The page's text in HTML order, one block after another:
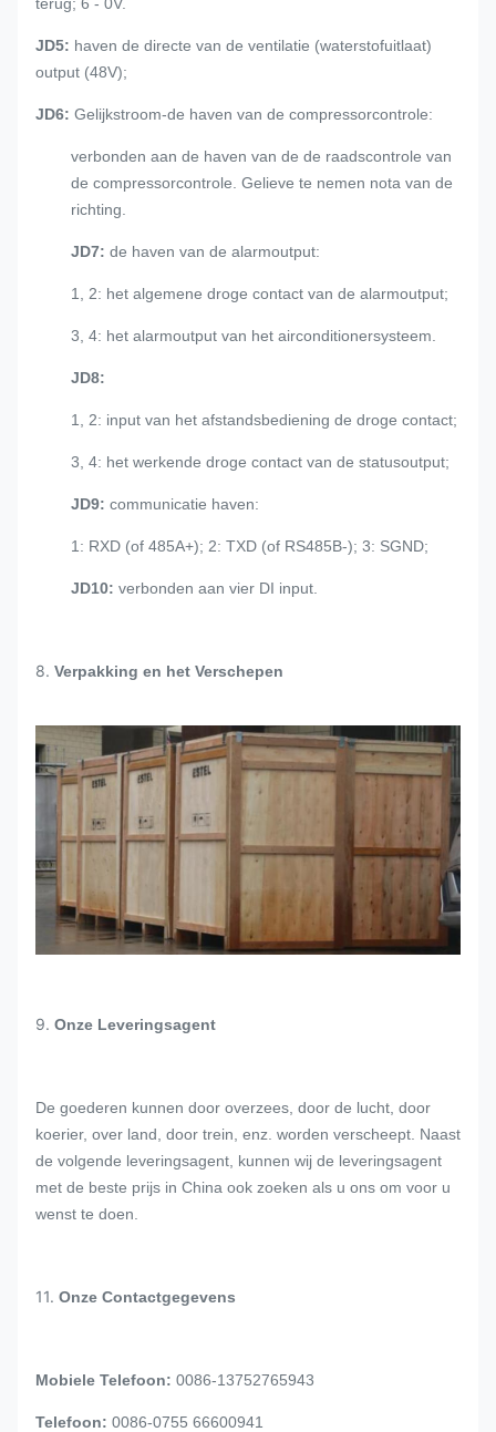
terug; 6 - 0V.
JD5: haven de directe van de ventilatie (waterstofuitlaat)
output (48V);
JD6: Gelijkstroom-de haven van de compressorcontrole:
verbonden aan de haven van de de raadscontrole van
de compressorcontrole. Gelieve te nemen nota van de
richting.
JD7: de haven van de alarmoutput:
1, 2: het algemene droge contact van de alarmoutput;
3, 4: het alarmoutput van het airconditionersysteem.
JD8:
1, 2: input van het afstandsbediening de droge contact;
3, 4: het werkende droge contact van de statusoutput;
JD9: communicatie haven:
1: RXD (of 485A+); 2: TXD (of RS485B-); 3: SGND;
JD10: verbonden aan vier DI input.
8. Verpakking en het Verschepen
9. Onze Leveringsagent
De goederen kunnen door overzees, door de lucht, door
koerier, over land, door trein, enz. worden verscheept. Naast
de volgende leveringsagent, kunnen wij de leveringsagent
met de beste prijs in China ook zoeken als u ons om voor u
wenst te doen.
11. Onze Contactgegevens
Mobiele Telefoon: 0086-13752765943
Telefoon: 0086-0755 66600941